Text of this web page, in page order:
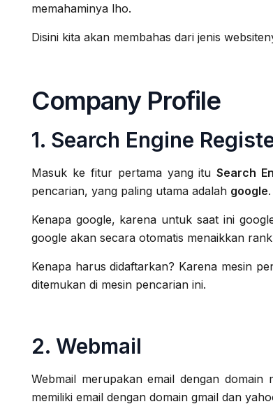
memahaminya lho.
Disini kita akan membahas dari jenis
Company Profile
1. Search Engine
Masuk ke fitur pertama yang ituSearch
pencarian, yang paling utama adalah google.
Kenapa google, karena untuk saat ini
google akan secara otomatis menaikkan
Kenapa harus didaftarkan? Karena mesin
ditemukan di mesin pencarian ini.
2. Webmail
Webmail merupakan email dengan domain
memiliki email dengan domain gmail dan